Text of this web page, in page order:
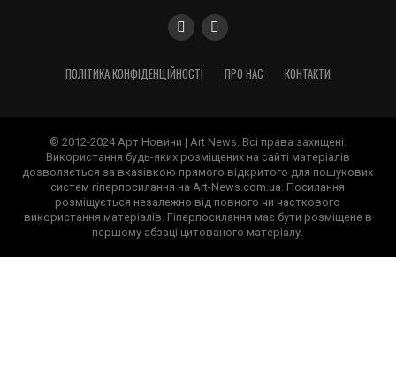
ПОЛІТИКА КОНФІДЕНЦІЙНОСТІ ПРО НАС КОНТАКТИ
© 2012-2024 Арт Новини | Art News. Всі права захищені.
Використання будь-яких розміщених на сайті матеріалів
дозволяється за вказівкою прямого відкритого для пошукових
систем гіперпосилання на Art-News.com.ua. Посилання
розміщується незалежно від повного чи часткового
використання матеріалів. Гіперпосилання має бути розміщене в
першому абзаці цитованого матеріалу.